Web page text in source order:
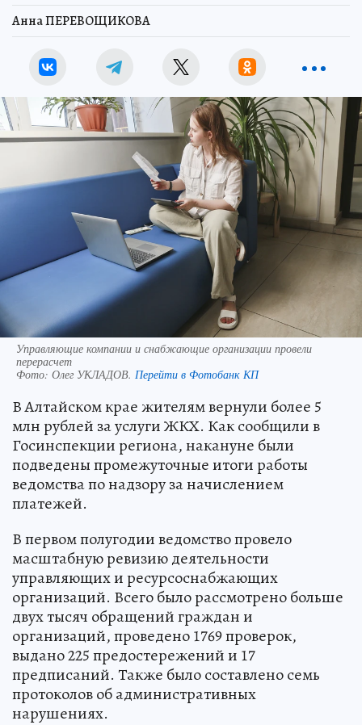
Анна ПЕРЕВОЩИКОВА
Управляющие компании и снабжающие организации провели
перерасчет
Фото: Олег УКЛАДОВ. Перейти в Фотобанк КП
В Алтайском крае жителям вернули более 5
млн рублей за услуги ЖКХ. Как сообщили в
Госинспекции региона, накануне были
подведены промежуточные итоги работы
ведомства по надзору за начислением
платежей.
В первом полугодии ведомство провело
масштабную ревизию деятельности
управляющих и ресурсоснабжающих
организаций. Всего было рассмотрено больше
двух тысяч обращений граждан и
организаций, проведено 1769 проверок,
выдано 225 предостережений и 17
предписаний. Также было составлено семь
протоколов об административных
нарушениях.